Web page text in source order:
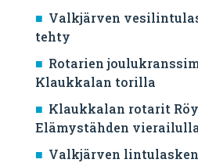
Valkjärven
tehty
Rotarien
Klaukkalan torilla
Klaukkalan rotarit
Elämystähden
Valkjärven